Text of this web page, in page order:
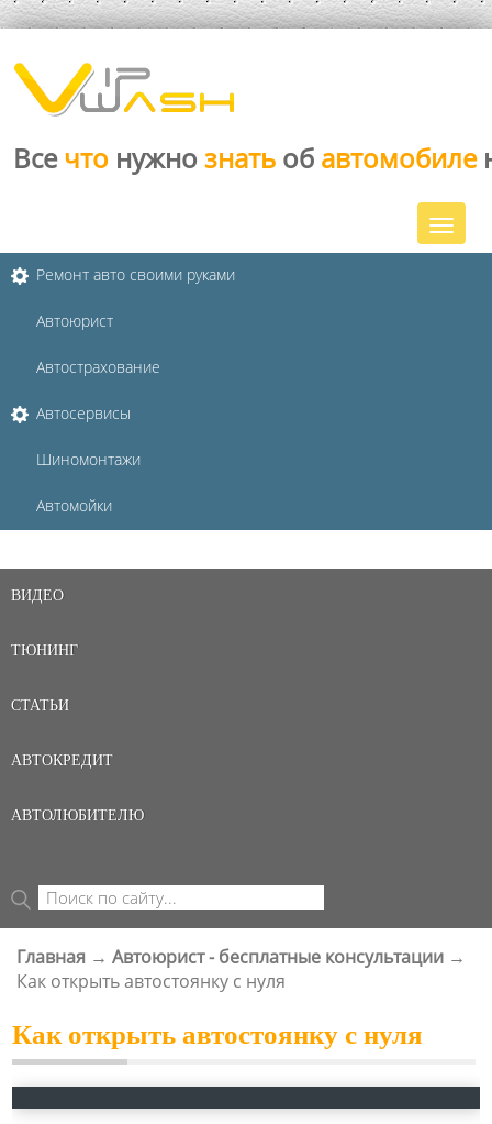
Все что нужно знать об автомобиле
Ремонт авто своими руками
Автоюрист
Автострахование
Автосервисы
Шиномонтажи
Автомойки
ВИДЕО
ТЮНИНГ
СТАТЬИ
АВТОКРЕДИТ
АВТОЛЮБИТЕЛЮ
ФОРМА ПОИСКА
Поиск
ВЫ ЗДЕСЬ
Главная → Автоюрист - бесплатные консультации →
Как открыть автостоянку с нуля
Как открыть автостоянку с нуля